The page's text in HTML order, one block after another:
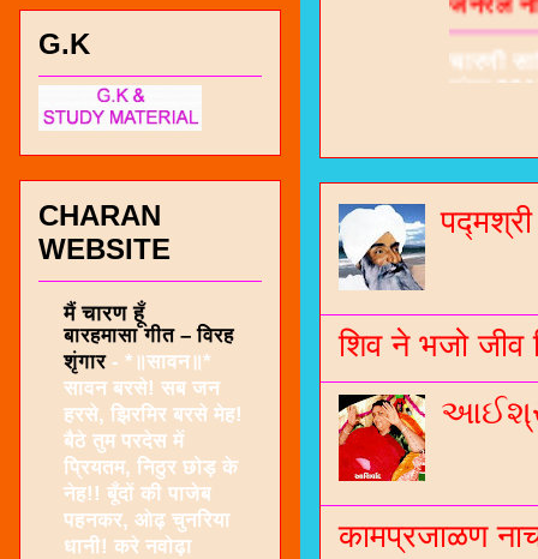
चारणी
नंबर
शिव ने भजो जीव
कामप्रजाळण
G.K
CHARAN
WEBSITE
मैं चारण हूँ
बारहमासा गीत – विरह
शृंगार - *॥सावन॥*
सावन बरसे! सब जन
हरसे, झिरमिर बरसे मेह!
बैठे तुम परदेस में
प्रियतम, निठुर छोड़ के
नेह!! बूँदों की पाजेब
पहनकर, ओढ़ चुनरिया
धानी! करे नवोढ़ा